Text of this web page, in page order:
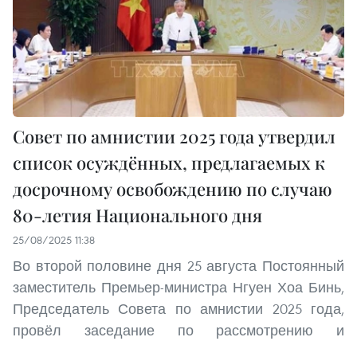
Совет по амнистии 2025 года утвердил
список осуждённых, предлагаемых к
досрочному освобождению по случаю
80-летия Национального дня
25/08/2025 11:38
Во второй половине дня 25 августа Постоянный
заместитель Премьер-министра Нгуен Хоа Бинь,
Председатель Совета по амнистии 2025 года,
провёл заседание по рассмотрению и